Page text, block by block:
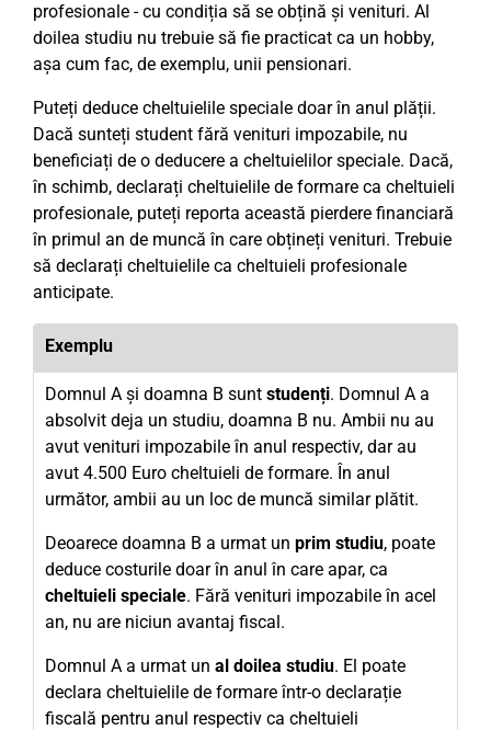
profesionale - cu condiția să se obțină și venituri. Al
doilea studiu nu trebuie să fie practicat ca un hobby,
așa cum fac, de exemplu, unii pensionari.
Puteți deduce cheltuielile speciale doar în anul plății.
Dacă sunteți student fără venituri impozabile, nu
beneficiați de o deducere a cheltuielilor speciale. Dacă,
în schimb, declarați cheltuielile de formare ca cheltuieli
profesionale, puteți reporta această pierdere financiară
în primul an de muncă în care obțineți venituri. Trebuie
să declarați cheltuielile ca cheltuieli profesionale
anticipate.
Exemplu
Domnul A și doamna B sunt studenți. Domnul A a
absolvit deja un studiu, doamna B nu. Ambii nu au
avut venituri impozabile în anul respectiv, dar au
avut 4.500 Euro cheltuieli de formare. În anul
următor, ambii au un loc de muncă similar plătit.
Deoarece doamna B a urmat un prim studiu, poate
deduce costurile doar în anul în care apar, ca
cheltuieli speciale. Fără venituri impozabile în acel
an, nu are niciun avantaj fiscal.
Domnul A a urmat un al doilea studiu. El poate
declara cheltuielile de formare într-o declarație
fiscală pentru anul respectiv ca cheltuieli